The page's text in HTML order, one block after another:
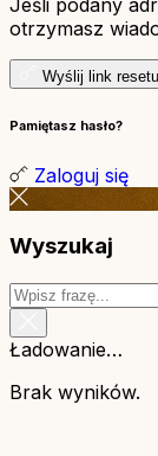
otrzymasz
Wyślij link
Pamiętasz hasło?
Zaloguj się
Wyszukaj
Ładowanie…
Brak wyników.